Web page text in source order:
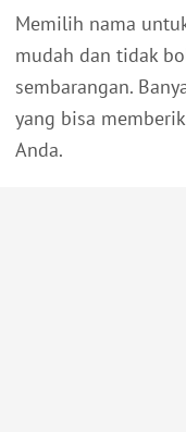
Memilih nama
mudah dan tidak
sembarangan.
yang bisa
Anda.